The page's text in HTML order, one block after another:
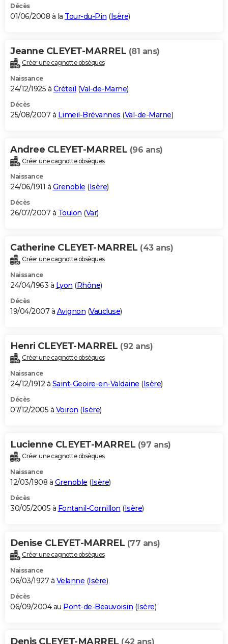
Décès
01/06/2008 à la Tour-du-Pin (Isère)
Jeanne CLEYET-MARREL (81 ans)
Créer une cagnotte obsèques
Naissance
24/12/1925 à Créteil (Val-de-Marne)
Décès
25/08/2007 à Limeil-Brévannes (Val-de-Marne)
Andree CLEYET-MARREL (96 ans)
Créer une cagnotte obsèques
Naissance
24/06/1911 à Grenoble (Isère)
Décès
26/07/2007 à Toulon (Var)
Catherine CLEYET-MARREL (43 ans)
Créer une cagnotte obsèques
Naissance
24/04/1963 à Lyon (Rhône)
Décès
19/04/2007 à Avignon (Vaucluse)
Henri CLEYET-MARREL (92 ans)
Créer une cagnotte obsèques
Naissance
24/12/1912 à Saint-Geoire-en-Valdaine (Isère)
Décès
07/12/2005 à Voiron (Isère)
Lucienne CLEYET-MARREL (97 ans)
Créer une cagnotte obsèques
Naissance
12/03/1908 à Grenoble (Isère)
Décès
30/05/2005 à Fontanil-Cornillon (Isère)
Denise CLEYET-MARREL (77 ans)
Créer une cagnotte obsèques
Naissance
06/03/1927 à Velanne (Isère)
Décès
06/09/2004 au Pont-de-Beauvoisin (Isère)
Denis CLEYET-MARREL (42 ans)